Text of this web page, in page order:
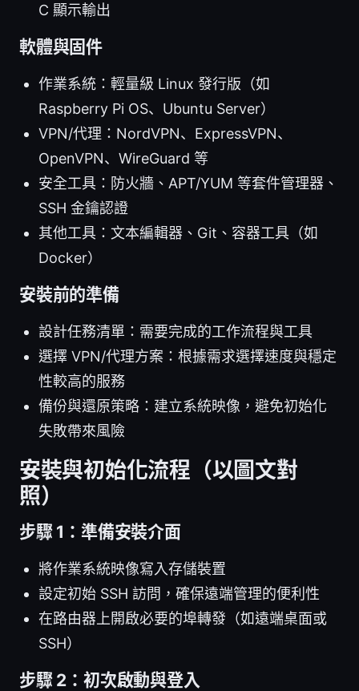
C 顯示輸出
軟體與固件
作業系統：輕量級 Linux 發行版（如
Raspberry Pi OS、Ubuntu Server）
VPN/代理：NordVPN、ExpressVPN、
OpenVPN、WireGuard 等
安全工具：防火牆、APT/YUM 等套件管理器、
SSH 金鑰認證
其他工具：文本編輯器、Git、容器工具（如
Docker）
安裝前的準備
設計任務清單：需要完成的工作流程與工具
選擇 VPN/代理方案：根據需求選擇速度與穩定
性較高的服務
備份與還原策略：建立系統映像，避免初始化
失敗帶來風險
安裝與初始化流程（以圖文對
照）
步驟 1：準備安裝介面
將作業系統映像寫入存儲裝置
設定初始 SSH 訪問，確保遠端管理的便利性
在路由器上開啟必要的埠轉發（如遠端桌面或
SSH）
步驟 2：初次啟動與登入